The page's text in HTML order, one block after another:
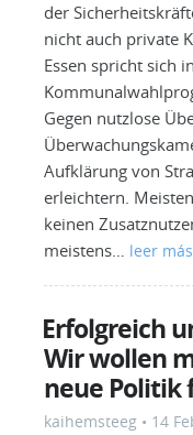
der
nicht auch private
Essen spricht sich
Gegen nutzlose
Aufklärung von
erleichtern.
keinen
meistens… leer más
Erfolgreich
Wir wollen
neue Politik
kaihemsteeg • 14